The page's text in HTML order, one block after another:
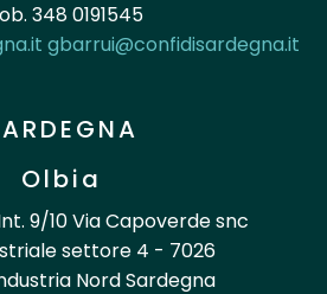
348 0191545
gbarrui@confidisardegna.it
Olbia
9/10 Via Capoverde snc
settore 4 - 7026
Nord Sardegna